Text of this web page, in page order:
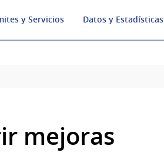
y Servicios Datos y Estadísticas
mejoras